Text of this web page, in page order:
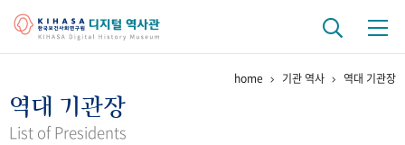
걸어온 길 기관 변천사
home 기관 역사 역대 기관장
역대 기관장
List of Presidents